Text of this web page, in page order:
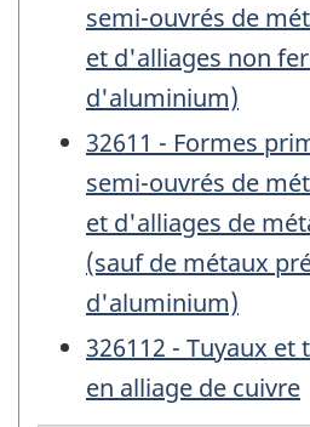
semi-ouvrés de
et d'alliages non
d'aluminium)
32611 - Formes
semi-ouvrés de
et d'alliages de
(sauf de métaux
d'aluminium)
326112 - Tuyaux et
en alliage de cuivre